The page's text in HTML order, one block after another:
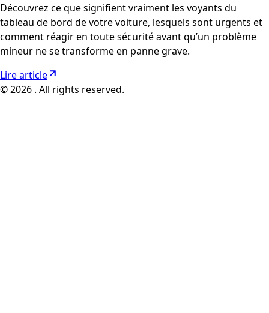
Découvrez ce que signifient vraiment les voyants du
tableau de bord de votre voiture, lesquels sont urgents et
comment réagir en toute sécurité avant qu’un problème
mineur ne se transforme en panne grave.
Lire article
© 2026 . All rights reserved.